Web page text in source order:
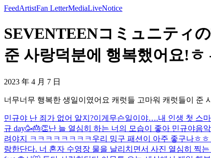
FeedArtistFan LetterMediaLiveNotice
SEVENTEENコミュニティ
준 사랑덕분에 행복했어요!
2023 年 4 月 7 日
너무너무 행복한 생일이였어요 캐럿들 고마워 캐럿들이 준
민규야 난 죄가 없어 알지?이게무슨일이야….내 인생 첫 스
규 day🥳🎂👏난 늘 열심히 하는 너의 모습이 좋아 민규야음
려야지 ㅋㅋㅋㅋㅋㅋㅋㅋ 우리 밍구 패션이 아주 좋구나ㅎ
랑한단다. 너 혼자 수영장 물을 날리치면서 사진 열심히 찍